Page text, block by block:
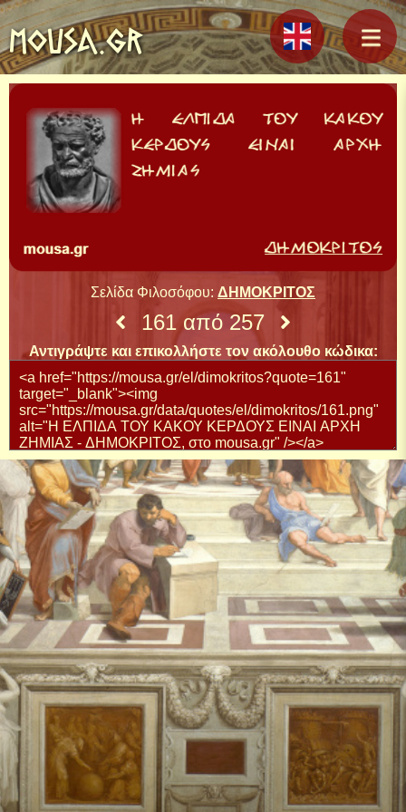
MOUSA.GR
Σελίδα Φιλοσόφου: ΔΗΜΟΚΡΙΤΟΣ
161 από 257
Αντιγράψτε και επικολλήστε τον ακόλουθο κώδικα: